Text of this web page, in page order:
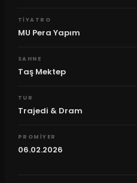
TIYATRO
MU Pera Yapım
SAHNE
Taş Mektep
TUR
Trajedi & Dram
PROMIYER
06.02.2026